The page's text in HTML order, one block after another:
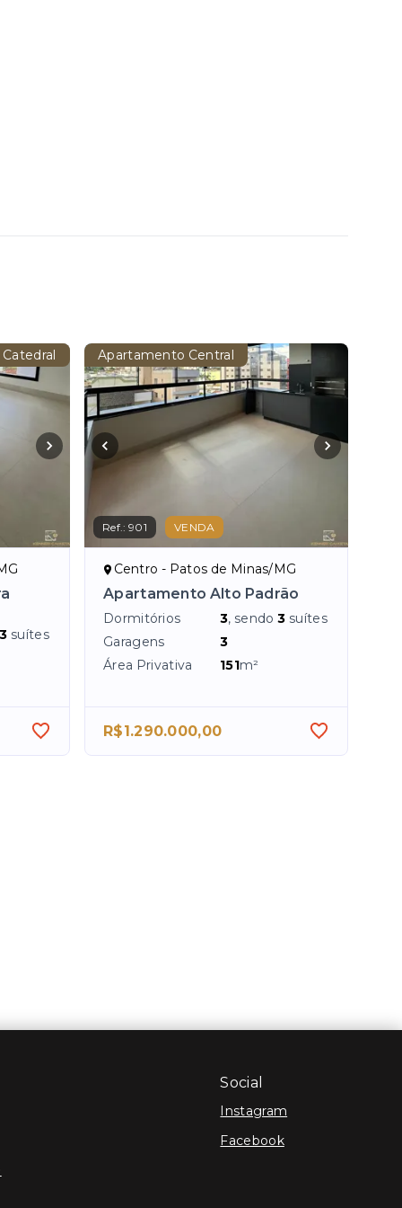
3 suítes
Apartamento Central
Ref.:901 VENDA
Centro - Patos de Minas/MG
Apartamento Alto Padrão
Dormitórios 3, sendo3 suítes
Garagens
3
Área Privativa
151m²
R$1.290.000,00
Social
Instagram
Facebook